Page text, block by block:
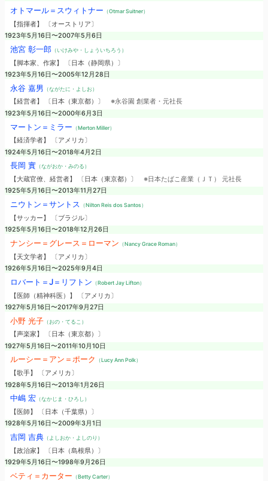
オトマール＝スウィトナー （Otmar Suitner）
【指揮者】 〔オーストリア〕
1923年5月16日〜2007年5月6日
池宮 彰一郎（いけみや・しょういちろう）
【脚本家、作家】 〔日本（静岡県）〕
1923年5月16日〜2005年12月28日
永谷 嘉男 （ながたに・よしお）
【経営者】 〔日本（東京都）〕 ※永谷園 創業者・元社長
1923年5月16日〜2000年6月3日
マートン＝ミラー （Merton Miller）
【経済学者】 〔アメリカ〕
1924年5月16日〜2018年4月2日
長岡 實（ながおか・みのる）
【大蔵官僚、経営者】 〔日本（東京都）〕 ※日本たばこ産業（ＪＴ） 元社長
1925年5月16日〜2013年11月27日
ニウトン＝サントス （Nilton Reis dos Santos）
【サッカー】 〔ブラジル〕
1925年5月16日〜2018年12月26日
ナンシー＝グレース＝ローマン （Nancy Grace Roman）
【天文学者】 〔アメリカ〕
1926年5月16日〜2025年9月4日
ロバート＝J＝リフトン （Robert Jay Lifton）
【医師（精神科医）】 〔アメリカ〕
1927年5月16日〜2017年9月27日
小野 光子（おの・てるこ）
【声楽家】 〔日本（東京都）〕
1927年5月16日〜2011年10月10日
ルーシー＝アン＝ポーク （Lucy Ann Polk）
【歌手】 〔アメリカ〕
1928年5月16日〜2013年1月26日
中嶋 宏（なかじま・ひろし）
【医師】 〔日本（千葉県）〕
1928年5月16日〜2009年3月1日
吉岡 吉典（よしおか・よしのり）
【政治家】 〔日本（島根県）〕
1929年5月16日〜1998年9月26日
ベティ＝カーター （Betty Carter）